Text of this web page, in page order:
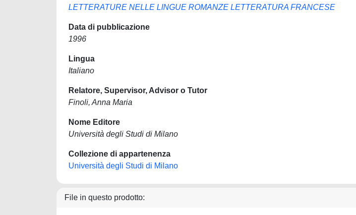
LETTERATURE NELLE LINGUE ROMANZE LETTERATURA FRANCESE
Data di pubblicazione
1996
Lingua
Italiano
Relatore, Supervisor, Advisor o Tutor
Finoli, Anna Maria
Nome Editore
Università degli Studi di Milano
Collezione di appartenenza
Università degli Studi di Milano
File in questo prodotto: